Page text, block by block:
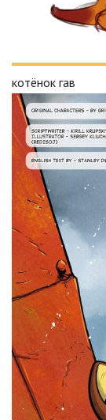
котёнок гав